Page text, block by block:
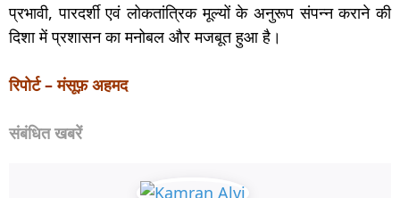
प्रभावी, पारदर्शी एवं लोकतांत्रिक मूल्यों के अनुरूप संपन्न कराने की
दिशा में प्रशासन का मनोबल और मजबूत हुआ है।
रिपोर्ट – मंसूफ़ अहमद
संबंधित खबरें